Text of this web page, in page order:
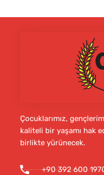
Çocuklarımız,
kaliteli bir yaşamı hak
birlikte yürünecek.
+90 392 600